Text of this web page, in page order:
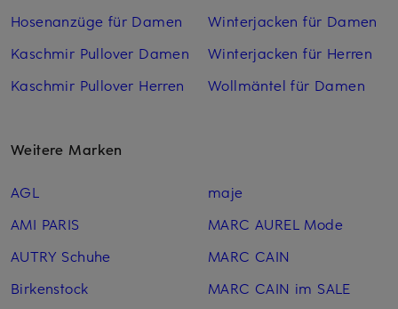
Hosenanzüge für Damen
Kaschmir Pullover Damen
Kaschmir Pullover Herren
Winterjacken für Damen
Winterjacken für Herren
Wollmäntel für Damen
Weitere Marken
AGL
AMI PARIS
AUTRY Schuhe
Birkenstock
maje
MARC AUREL Mode
MARC CAIN
MARC CAIN im SALE